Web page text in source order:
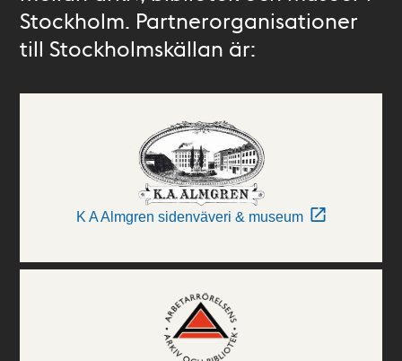
Stockholm. Partnerorganisationer
till Stockholmskällan är:
K A Almgren sidenväveri & museum